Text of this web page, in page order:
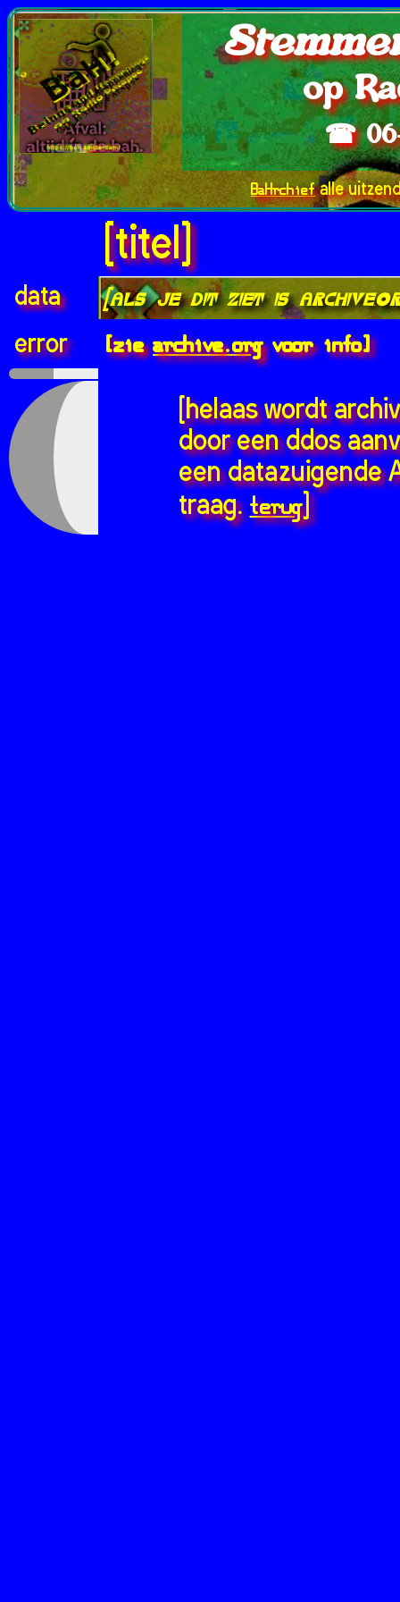
op
☎
BaHrchiefalle
data
error
[titel]
[als je dit ziet is
[ziearchive.orgvoor info]
[helaas wordt
door een ddos
een datazuigende
traag.terug]